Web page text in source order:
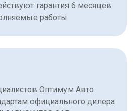
гарантия 6 месяцев
работы
Оптимум Авто
официального дилера